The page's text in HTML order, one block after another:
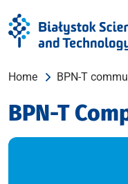
Home BPN-T
BPN-T